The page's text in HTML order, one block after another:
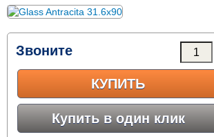
Звоните
КУПИТЬ
Купить в один клик